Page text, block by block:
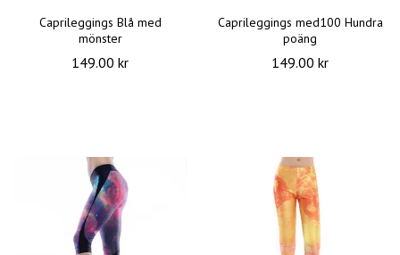
Caprileggings Blå med
mönster
149.00 kr
Caprileggings med100 Hundra
poäng
149.00 kr